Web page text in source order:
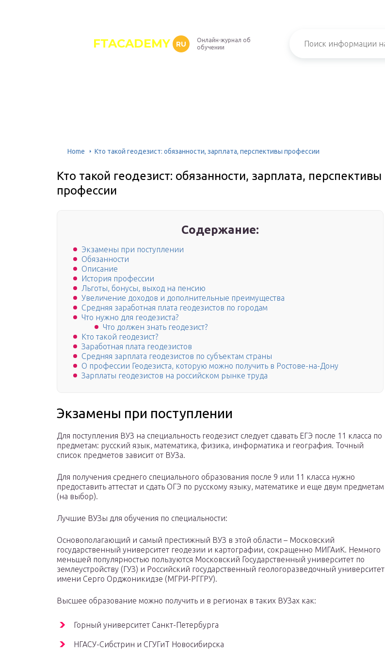
FTACADEMY RU
Онлайн-журнал об
обучении
Home Кто такой геодезист: обязанности, зарплата, перспективы профессии
Кто такой геодезист: обязанности, зарплата, перспективы
профессии
Содержание:
Экзамены при поступлении
Обязанности
Описание
История профессии
Льготы, бонусы, выход на пенсию
Увеличение доходов и дополнительные преимущества
Средняя заработная плата геодезистов по городам
Что нужно для геодезиста?
Что должен знать геодезист?
Кто такой геодезист?
Заработная плата геодезистов
Средняя зарплата геодезистов по субъектам страны
О профессии Геодезиста, которую можно получить в Ростове-на-Дону
Зарплаты геодезистов на российском рынке труда
Экзамены при поступлении
Для поступления ВУЗ на специальность геодезист следует сдавать ЕГЭ после 11 класса по
предметам: русский язык, математика, физика, информатика и география. Точный
список предметов зависит от ВУЗа.
Для получения среднего специального образования после 9 или 11 класса нужно
предоставить аттестат и сдать ОГЭ по русскому языку, математике и еще двум предметам
(на выбор).
Лучшие ВУЗы для обучения по специальности:
Основополагающий и самый престижный ВУЗ в этой области – Московский
государственный университет геодезии и картографии, сокращенно МИГАиК. Немного
меньшей популярностью пользуются Московский Государственный университет по
землеустройству (ГУЗ) и Российский государственный геологоразведочный университет
имени Серго Орджоникидзе (МГРИ-РГГРУ).
Высшее образование можно получить и в регионах в таких ВУЗах как:
Горный университет Санкт-Петербурга
НГАСУ-Сибстрин и СГУГиТ Новосибирска